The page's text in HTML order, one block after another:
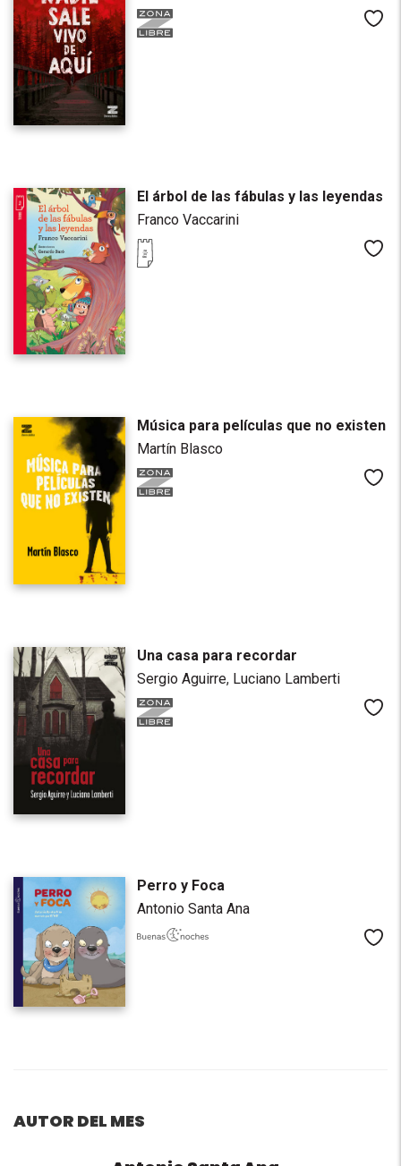
El árbol de las fábulas y las leyendas
Franco Vaccarini
Música para películas que no existen
Martín Blasco
Una casa para recordar
Sergio Aguirre, Luciano Lamberti
Perro y Foca
Antonio Santa Ana
AUTOR DEL MES